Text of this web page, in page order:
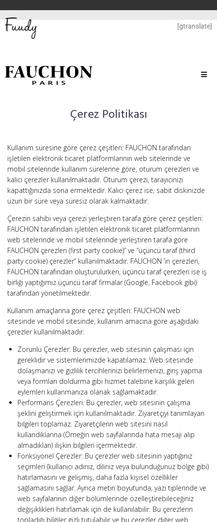
[gtranslate]
Çerez Politikası
Kullanım süresine göre çerez çeşitleri: FAUCHON tarafından
işletilen elektronik ticaret platformlarının web sitelerinde ve
mobil sitelerinde kullanım sürelerine göre, oturum çerezleri ve
kalıcı çerezler kullanılmaktadır. Oturum çerezi, tarayıcınızı
kapattığınızda sona ermektedir. Kalıcı çerez ise, sabit diskinizde
uzun bir süre veya süresiz olarak kalmaktadır.
Çerezin sahibi veya çerezi yerleştiren tarafa göre çerez çeşitleri:
FAUCHON tarafından işletilen elektronik ticaret platformlarının
web sitelerinde ve mobil sitelerinde yerleştiren tarafa göre
FAUCHON çerezleri (first party cookie)” ve “üçüncü taraf (third
party cookie) çerezler” kullanılmaktadır. FAUCHON ’in çerezleri,
FAUCHON tarafından oluşturulurken, üçüncü taraf çerezleri ise iş
birliği yaptığımız üçüncü taraf firmalar (Google, Facebook gibi)
tarafından yönetilmektedir.
Kullanım amaçlarına göre çerez çeşitleri: FAUCHON web
sitesinde ve mobil sitesinde, kullanım amacına göre aşağıdaki
çerezler kullanılmaktadır:
Zorunlu Çerezler: Bu çerezler, web sitesinin çalışması için
gereklidir ve sistemlerimizde kapatılamaz. Web sitesinde
dolaşmanızı ve gizlilik tercihlerinizi belirlemenizi, giriş yapma
veya formları doldurma gibi hizmet talebine karşılık gelen
eylemleri kullanmanıza olanak sağlamaktadır.
Performans Çerezleri: Bu çerezler, web sitesinin çalışma
şeklini geliştirmek için kullanılmaktadır. Ziyaretçiyi tanımlayan
bilgileri toplamaz. Ziyaretçilerin web sitesini nasıl
kullandıklarına (Örneğin web sayfalarında hata mesajı alıp
almadıkları) ilişkin bilgileri içermektedir.
Fonksiyonel Çerezler: Bu çerezler web sitesinin yaptığınız
seçimleri (kullanıcı adınız, diliniz veya bulunduğunuz bölge gibi)
hatırlamasını ve gelişmiş, daha fazla kişisel özellikler
sağlamasını sağlar. Ayrıca metin boyutunda, yazı tiplerinde ve
web sayfalarının diğer bölümlerinde özelleştirebileceğiniz
değişiklikleri hatırlamak için de kullanılabilir. Bu çerezlerin
topladığı bilgiler gizli tutulabilir ve bu çerezler diğer web